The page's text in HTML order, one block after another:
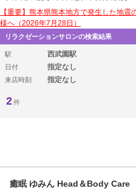
【重要】熊本県熊本地方で発生した地
様へ（2026年7月28日）
リラクゼーションサロンの検索結果
駅 西武園駅
日付 指定なし
来店時刻 指定なし
2件
癒眠 ゆみん Head＆Body Care